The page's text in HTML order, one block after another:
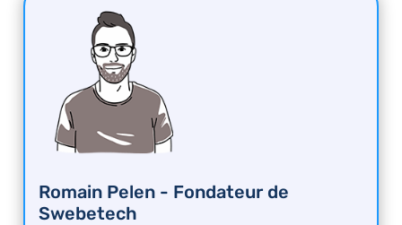
Romain Pelen - Fondateur de
Swebetech